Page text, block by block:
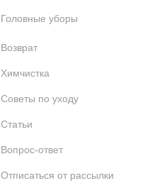
Головные уборы
Возврат
Химчистка
Советы по уходу
Статьи
Вопрос-ответ
Отписаться от рассылки